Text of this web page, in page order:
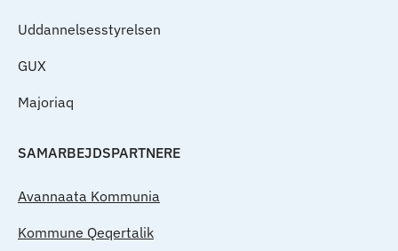
Uddannelsesstyrelsen
GUX
Majoriaq
SAMARBEJDSPARTNERE
Avannaata Kommunia
Kommune Qeqertalik